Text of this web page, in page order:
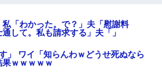
私「わかった。で？」夫「慰謝料
して。私も請求する」夫「」
」 ワイ「知らんわｗどうせ死ぬなら
ｗｗｗｗｗ